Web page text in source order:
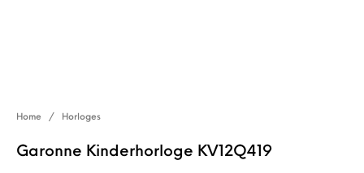
Home / Horloges
Garonne Kinderhorloge KV12Q419